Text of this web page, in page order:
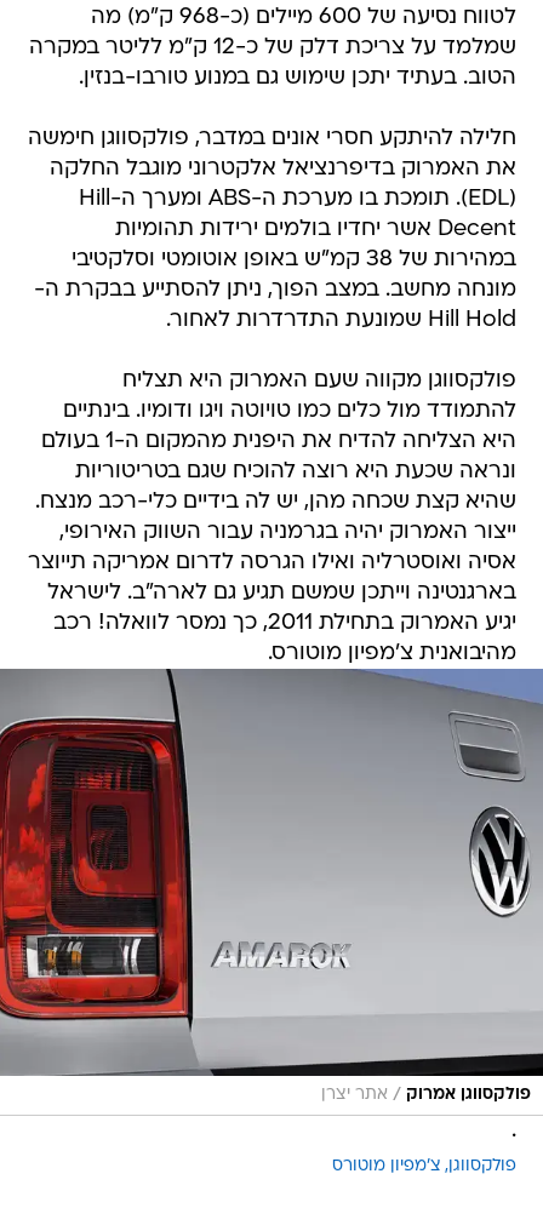
לטווח נסיעה של 600 מיילים (כ-968 ק"מ) מה
שמלמד על צריכת דלק של כ-12 ק"מ לליטר במקרה
הטוב. בעתיד יתכן שימוש גם במנוע טורבו-בנזין.
חלילה להיתקע חסרי אונים במדבר, פולקסווגן חימשה
את האמרוק בדיפרנציאל אלקטרוני מוגבל החלקה
(EDL). תומכת בו מערכת ה-ABS ומערך ה-Hill
Decent אשר יחדיו בולמים ירידות תהומיות
במהירות של 38 קמ"ש באופן אוטומטי וסלקטיבי
מונחה מחשב. במצב הפוך, ניתן להסתייע בבקרת ה-
Hill Hold שמונעת התדרדרות לאחור.
פולקסווגן מקווה שעם האמרוק היא תצליח
להתמודד מול כלים כמו טויוטה ויגו ודומיו. בינתיים
היא הצליחה להדיח את היפנית מהמקום ה-1 בעולם
ונראה שכעת היא רוצה להוכיח שגם בטריטוריות
שהיא קצת שכחה מהן, יש לה בידיים כלי-רכב מנצח.
ייצור האמרוק יהיה בגרמניה עבור השווק האירופי,
אסיה ואוסטרליה ואילו הגרסה לדרום אמריקה תייוצר
בארגנטינה וייתכן שמשם תגיע גם לארה"ב. לישראל
יגיע האמרוק בתחילת 2011, כך נמסר לוואלה! רכב
מהיבואנית צ'מפיון מוטורס.
פולקסווגן אמרוק / אתר יצרן
.
פולקסווגן צ'מפיון מוטורס